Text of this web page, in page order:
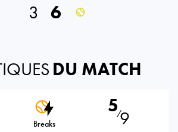
3 6
DU MATCH
Breaks
5⁄9